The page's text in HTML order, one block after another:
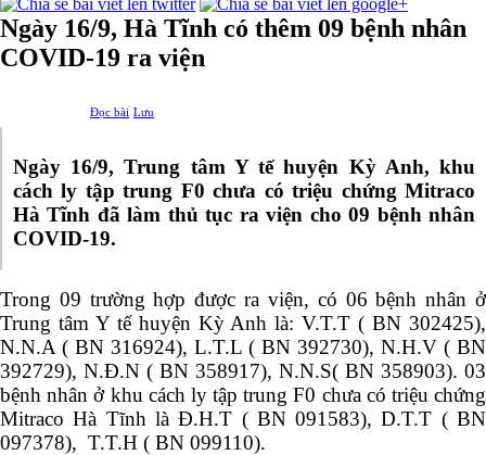
Ngày 16/9, Hà Tĩnh có thêm 09 bệnh nhân
COVID-19 ra viện
Đọc bài Lưu
Ngày 16/9, Trung tâm Y tế huyện Kỳ Anh, khu
cách ly tập trung F0 chưa có triệu chứng Mitraco
Hà Tĩnh đã làm thủ tục ra viện cho 09 bệnh nhân
COVID-19.
Trong 09 trường hợp được ra viện, có 06 bệnh nhân ở
Trung tâm Y tế huyện Kỳ Anh là: V.T.T ( BN 302425),
N.N.A ( BN 316924), L.T.L ( BN 392730), N.H.V ( BN
392729), N.Đ.N ( BN 358917), N.N.S( BN 358903). 03
bệnh nhân ở khu cách ly tập trung F0 chưa có triệu chứng
Mitraco Hà Tĩnh là Đ.H.T ( BN 091583), D.T.T ( BN
097378), T.T.H ( BN 099110).